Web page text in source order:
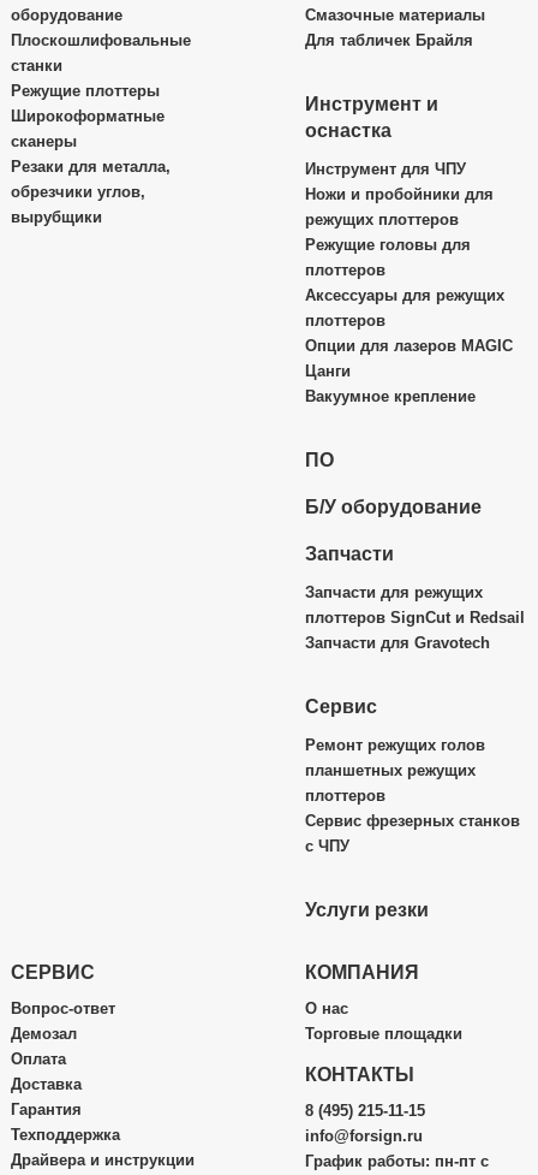
оборудование
Плоскошлифовальные
станки
Режущие плоттеры
Широкоформатные
сканеры
Резаки для металла,
обрезчики углов,
вырубщики
Смазочные материалы
Для табличек Брайля
Инструмент и
оснастка
Инструмент для ЧПУ
Ножи и пробойники для
режущих плоттеров
Режущие головы для
плоттеров
Аксессуары для режущих
плоттеров
Опции для лазеров MAGIC
Цанги
Вакуумное крепление
ПО
Б/У оборудование
Запчасти
Запчасти для режущих
плоттеров SignCut и Redsail
Запчасти для Gravotech
Сервис
Ремонт режущих голов
планшетных режущих
плоттеров
Сервис фрезерных станков
с ЧПУ
Услуги резки
СЕРВИС
Вопрос-ответ
Демозал
Оплата
Доставка
Гарантия
Техподдержка
Драйвера и инструкции
КОМПАНИЯ
О нас
Торговые площадки
КОНТАКТЫ
8 (495) 215-11-15
info@forsign.ru
График работы: пн-пт с